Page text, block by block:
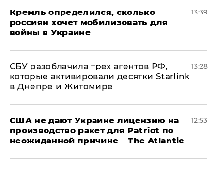
Кремль определился, сколько
россиян хочет мобилизовать для
войны в Украине
13:39
СБУ разоблачила трех агентов РФ,
которые активировали десятки Starlink
в Днепре и Житомире
13:28
США не дают Украине лицензию на
производство ракет для Patriot по
неожиданной причине – The Atlantic
12:53